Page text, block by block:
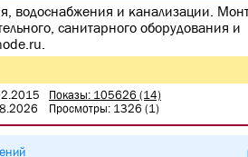
водоснабжения и канализации.
санитарного оборудования и
Показы: 105626 (14)
Просмотры: 1326 (1)